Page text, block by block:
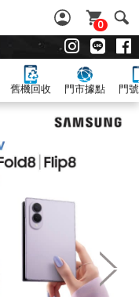
0
舊機回收 門市據點 門